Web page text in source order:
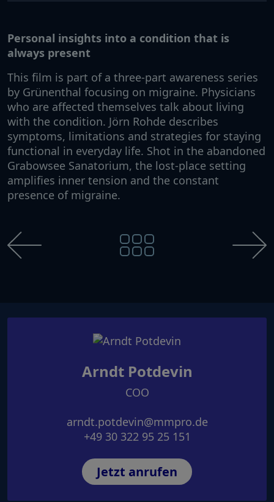
Personal insights into a condition that is
always present
This film is part of a three-part awareness series
by Grünenthal focusing on migraine. Physicians
who are affected themselves talk about living
with the condition. Jörn Rohde describes
symptoms, limitations and strategies for staying
functional in everyday life. Shot in the abandoned
Grabowsee Sanatorium, the lost-place setting
amplifies inner tension and the constant
presence of migraine.
Arndt Potdevin
COO
arndt.potdevin@mmpro.de
+49 30 322 95 25 151
Jetzt anrufen